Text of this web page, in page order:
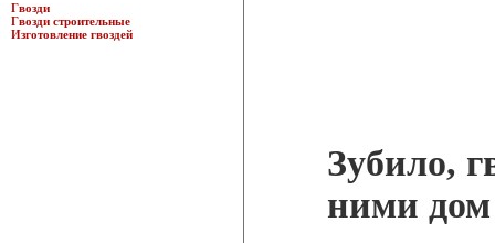
Гвозди
Гвозди строительные
Изготовление гвоздей
Зубило,
ними